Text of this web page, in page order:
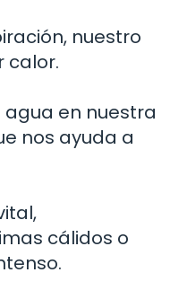
nuestro
calor.
en nuestra
nos ayuda a
cálidos o